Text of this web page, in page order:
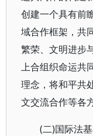
创建一个具有前
域合作框架，共
繁荣、文明进步
上合组织命运共
理念，将和平共
文交流合作等各
(二)国际法